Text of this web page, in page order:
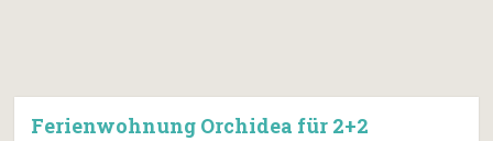
Ferienwohnung Orchidea für 2+2